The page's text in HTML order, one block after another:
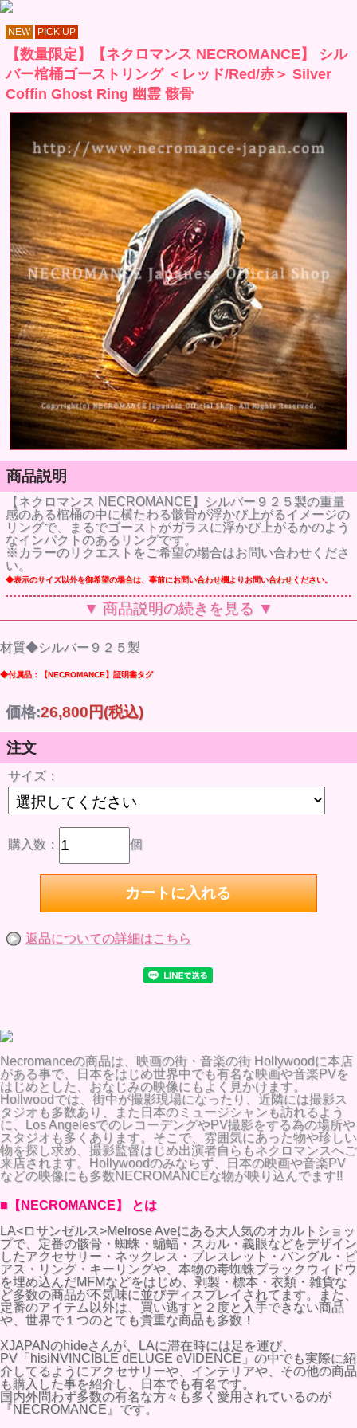
NEW PICK UP
【数量限定】【ネクロマンス NECROMANCE】 シル
バー棺桶ゴーストリング ＜レッド/Red/赤＞ Silver
Coffin Ghost Ring 幽霊 骸骨
商品説明
【ネクロマンス NECROMANCE】シルバー９２５製の重量
感のある棺桶の中に横たわる骸骨が浮かび上がるイメージの
リングで、まるでゴーストがガラスに浮かび上がるかのよう
なインパクトのあるリングです。
※カラーのリクエストをご希望の場合はお問い合わせくださ
い。
◆表示のサイズ以外を御希望の場合は、事前にお問い合わせ欄よりお問い合わせください。
▼ 商品説明の続きを見る ▼
材質◆シルバー９２５製
◆付属品：【NECROMANCE】証明書タグ
価格:26,800円(税込)
注文
サイズ：
購入数： 個
返品についての詳細はこちら
Necromanceの商品は、映画の街・音楽の街 Hollywoodに本店
がある事で、日本をはじめ世界中でも有名な映画や音楽PVを
はじめとした、おなじみの映像にもよく見かけます。
Hollwoodでは、街中が撮影現場になったり、近隣には撮影ス
タジオも多数あり、また日本のミュージシャンも訪れるよう
に、Los AngelesでのレコーデングやPV撮影をする為の場所や
スタジオも多くあります。そこで、雰囲気にあった物や珍しい
物を探し求め、撮影監督はじめ出演者自らもネクロマンスへご
来店されます。Hollywoodのみならず、日本の映画や音楽PV
などの映像にも多数NECROMANCEな物が映り込んでます!!
■【NECROMANCE】 とは
LA<ロサンゼルス>Melrose Aveにある大人気のオカルトショッ
プで、定番の骸骨・蜘蛛・蝙蝠・スカル・義眼などをデザイン
したアクセサリー・ネックレス・ブレスレット・バングル・ピ
アス・リング・キーリングや、本物の毒蜘蛛ブラックウィドウ
を埋め込んだMFMなどをはじめ、剥製・標本・衣類・雑貨な
ど多数の商品が不気味に並びディスプレイされてます。また、
定番のアイテム以外は、買い逃すと２度と入手できない商品
や、世界で１つのとても貴重な商品も多数！
XJAPANのhideさんが、LAに滞在時には足を運び、
PV「hisiNVINCIBLE dELUGE eVIDENCE」の中でも実際に紹
介してるようにアクセサリーや、インテリアや、その他の商品
も購入した事を紹介し、日本でも有名です。
国内外問わず多数の有名な方々も多く愛用されているのが
『NECROMANCE』です。